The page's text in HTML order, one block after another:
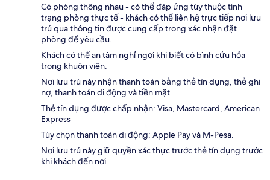
Có phòng thông nhau - có thể đáp ứng tùy thuộc tình
trạng phòng thực tế - khách có thể liên hệ trực tiếp nơi lưu
trú qua thông tin được cung cấp trong xác nhận đặt
phòng để yêu cầu.
Khách có thể an tâm nghỉ ngơi khi biết có bình cứu hỏa
trong khuôn viên.
Nơi lưu trú này nhận thanh toán bằng thẻ tín dụng, thẻ ghi
nợ, thanh toán di động và tiền mặt.
Thẻ tín dụng được chấp nhận: Visa, Mastercard, American
Express
Tùy chọn thanh toán di động: Apple Pay và M-Pesa.
Nơi lưu trú này giữ quyền xác thực trước thẻ tín dụng trước
khi khách đến nơi.